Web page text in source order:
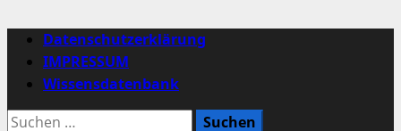
Primäres
Menü
Datenschutzerklärung
IMPRESSUM
Wissensdatenbank
Suchen